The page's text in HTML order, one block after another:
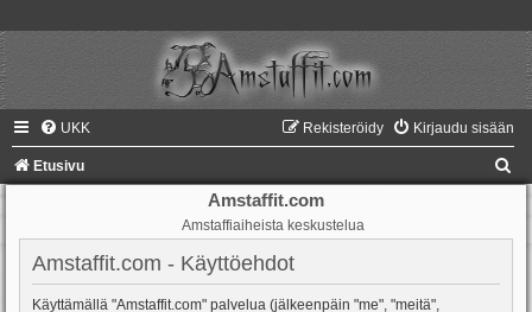
UKK Kirjaudu sisään
Rekisteröidy
Etusivu
Amstaffit.com
Amstaffiaiheista keskustelua
Amstaffit.com - Käyttöehdot
Käyttämällä "Amstaffit.com" palvelua (jälkeenpäin "me", "meitä",